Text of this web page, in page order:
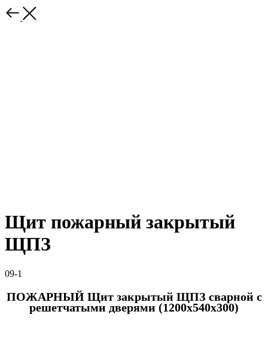
Щит пожарный закрытый
ЩПЗ
09-1
ПОЖАРНЫЙ Щит закрытый ЩПЗ сварной с
решетчатыми дверями (1200х540х300)